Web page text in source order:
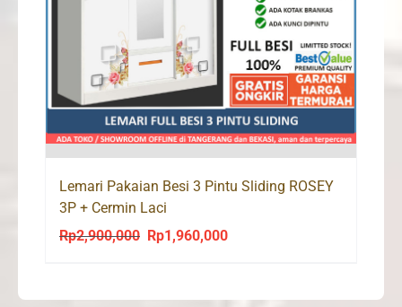
Lemari Pakaian Besi 3 Pintu Sliding ROSEY
3P + Cermin Laci
Rp2,900,000
Original
Rp1,960,000Current